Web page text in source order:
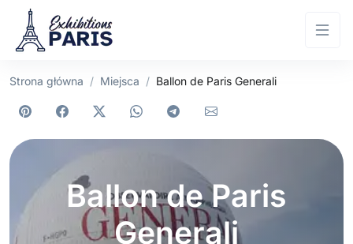
Strona główna Miejsca Ballon de Paris Generali
Ballon de Paris
Generali